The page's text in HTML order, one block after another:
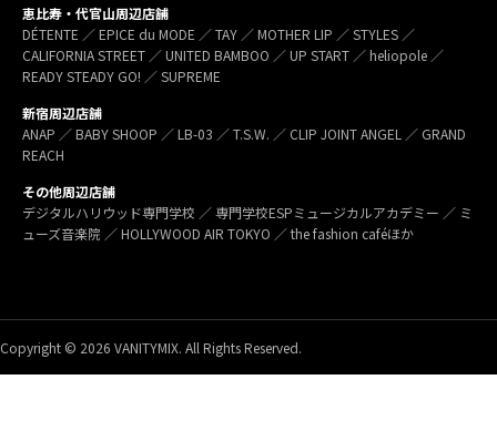
恵比寿・代官山周辺店舗
DÉTENTE ／ EPICE du MODE ／ TAY ／ MOTHER LIP ／ STYLES ／
CALIFORNIA STREET ／ UNITED BAMBOO ／ UP START ／ heliopole ／
READY STEADY GO! ／ SUPREME
新宿周辺店舗
ANAP ／ BABY SHOOP ／ LB-03 ／ T.S.W. ／ CLIP JOINT ANGEL ／ GRAND
REACH
その他周辺店舗
デジタルハリウッド専門学校 ／ 専門学校ESPミュージカルアカデミー ／ ミ
ューズ音楽院 ／ HOLLYWOOD AIR TOKYO ／ the fashion caféほか
Copyright © 2026 VANITYMIX. All Rights Reserved.